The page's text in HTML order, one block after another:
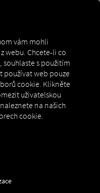
mezi
vždy jasný přehled o
digitálně a
a řidiče v
a zajišťuje plynulé
provozu. Ať už se
stavu nebo
a
vám mohli
webu. Chcete-li co
souhlaste s použitím
používat web pouze
cookie. Klikněte
uživatelskou
na našich
cookie.